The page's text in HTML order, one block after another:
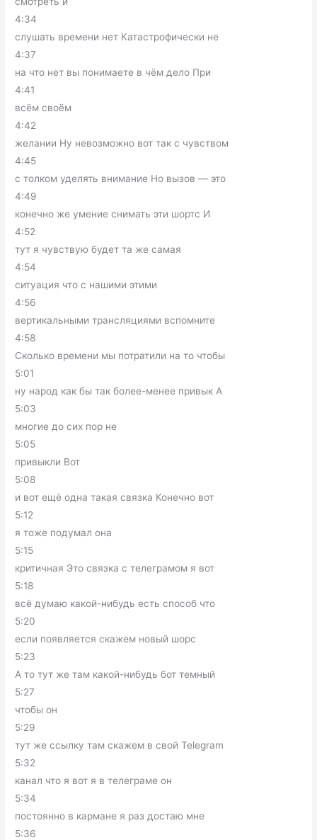
4:34
слушать времени нет Катастрофически не
4:37
на что нет вы понимаете в чём дело При
4:41
всём своём
4:42
желании Ну невозможно вот так с чувством
4:45
с толком уделять внимание Но вызов — это
4:49
конечно же умение снимать эти шортс И
4:52
тут я чувствую будет та же самая
4:54
ситуация что с нашими этими
4:56
вертикальными трансляциями вспомните
4:58
Сколько времени мы потратили на то чтобы
5:01
ну народ как бы так более-менее привык А
5:03
многие до сих пор не
5:05
привыкли Вот
5:08
и вот ещё одна такая связка Конечно вот
5:12
я тоже подумал она
5:15
критичная Это связка с телеграмом я вот
5:18
всё думаю какой-нибудь есть способ что
5:20
если появляется скажем новый шорс
5:23
А то тут же там какой-нибудь бот темный
5:27
чтобы он
5:29
тут же ссылку там скажем в свой Telegram
5:32
канал что я вот я в телеграме он
5:34
постоянно в кармане я раз достаю мне
5:36